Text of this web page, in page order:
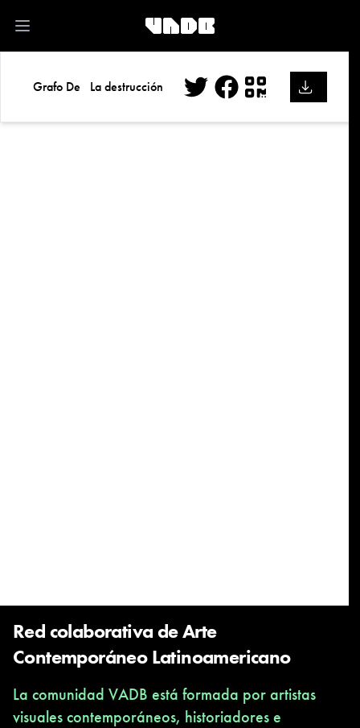
Open main menu
Grafo De La destrucción
Facebook
Red colaborativa de Arte
Contemporáneo Latinoamericano
La comunidad VADB está formada por artistas
visuales contemporáneos, historiadores e